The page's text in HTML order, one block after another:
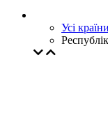
Усі країни